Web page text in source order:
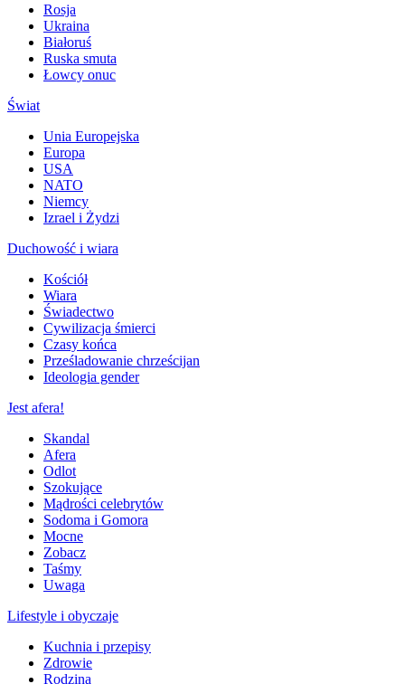
Rosja
Ukraina
Białoruś
Ruska smuta
Łowcy onuc
Świat
Unia Europejska
Europa
USA
NATO
Niemcy
Izrael i Żydzi
Duchowość i wiara
Kościół
Wiara
Świadectwo
Cywilizacja śmierci
Czasy końca
Prześladowanie chrześcijan
Ideologia gender
Jest afera!
Skandal
Afera
Odlot
Szokujące
Mądrości celebrytów
Sodoma i Gomora
Mocne
Zobacz
Taśmy
Uwaga
Lifestyle i obyczaje
Kuchnia i przepisy
Zdrowie
Rodzina